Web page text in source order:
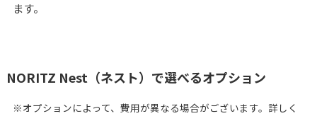
ます。
NORITZ Nest（ネスト）で選べるオプション
※オプションによって、費用が異なる場合がございます。詳しく